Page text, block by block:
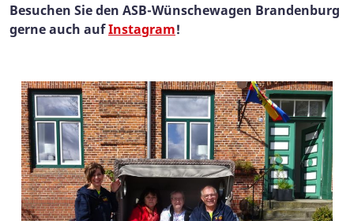
Besuchen Sie den ASB-Wünschewagen Brandenburg
gerne auch aufInstagram!